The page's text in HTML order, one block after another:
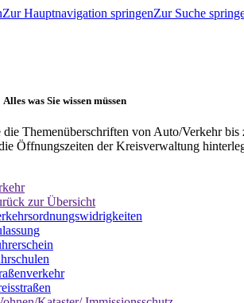
Zur Hauptnavigation springenZur Suche
Alles was Sie wissen müssen
Themenüberschriften von Auto/Verkehr
Öffnungszeiten der Kreisverwaltung
zur Übersicht